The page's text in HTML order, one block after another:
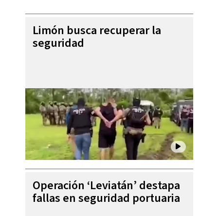
Limón busca recuperar la
seguridad
Operación ‘Leviatán’ destapa
fallas en seguridad portuaria